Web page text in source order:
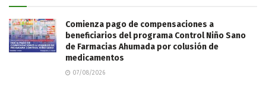
Comienza pago de compensaciones a
beneficiarios del programa Control Niño Sano
de Farmacias Ahumada por colusión de
medicamentos
07/08/2026